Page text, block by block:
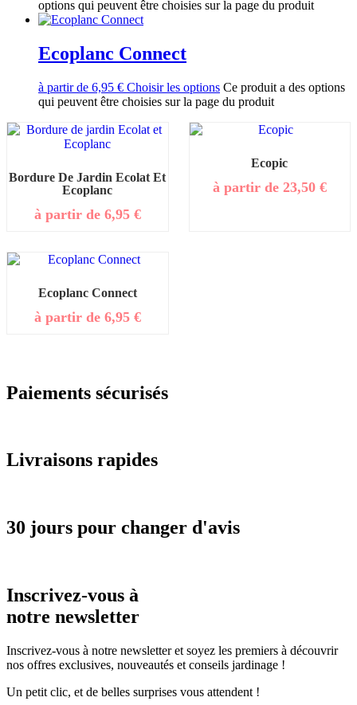
options qui peuvent être choisies sur la page du produit
Ecoplanc Connect
à partir de 6,95 € Choisir les options Ce produit a des options
qui peuvent être choisies sur la page du produit
Bordure De Jardin Ecolat Et
Ecoplanc
à partir de 6,95 €
Ecopic
à partir de 23,50 €
Ecoplanc Connect
à partir de 6,95 €
Paiements sécurisés
Livraisons rapides
30 jours pour changer d'avis
Inscrivez-vous à
notre newsletter
Inscrivez-vous à notre newsletter et soyez les premiers à découvrir
nos offres exclusives, nouveautés et conseils jardinage !
Un petit clic, et de belles surprises vous attendent !